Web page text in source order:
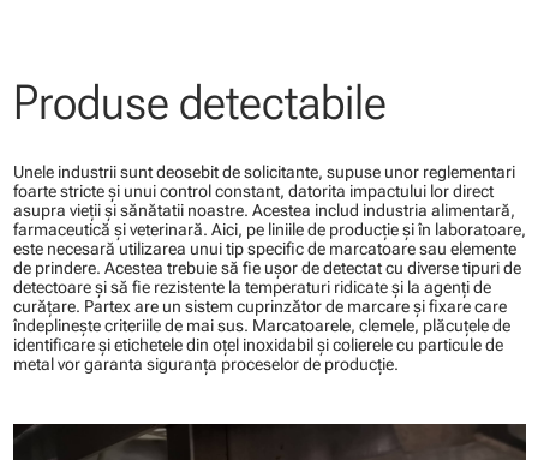
Produse detectabile
Unele industrii sunt deosebit de solicitante, supuse unor reglementari
foarte stricte şi unui control constant, datorita impactului lor direct
asupra vieţii şi sănătatii noastre. Acestea includ industria alimentară,
farmaceutică şi veterinară. Aici, pe liniile de producţie şi în laboratoare,
este necesară utilizarea unui tip specific de marcatoare sau elemente
de prindere. Acestea trebuie să fie uşor de detectat cu diverse tipuri de
detectoare şi să fie rezistente la temperaturi ridicate şi la agenţi de
curăţare. Partex are un sistem cuprinzător de marcare şi fixare care
îndeplineşte criteriile de mai sus. Marcatoarele, clemele, plăcuţele de
identificare şi etichetele din oţel inoxidabil şi colierele cu particule de
metal vor garanta siguranţa proceselor de producţie.